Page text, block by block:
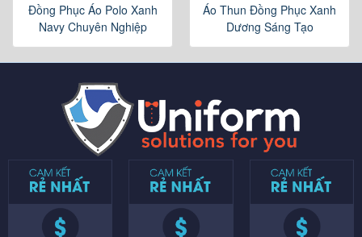
Đồng Phục Áo Polo Xanh
Navy Chuyên Nghiệp
Áo Thun Đồng Phục Xanh
Dương Sáng Tạo